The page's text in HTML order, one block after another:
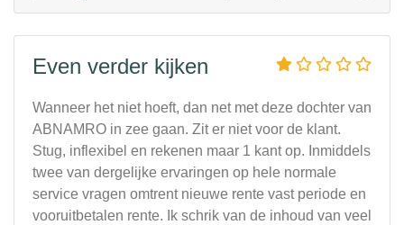
Even verder kijken
Wanneer het niet hoeft, dan net met deze dochter van
ABNAMRO in zee gaan. Zit er niet voor de klant.
Stug, inflexibel en rekenen maar 1 kant op. Inmiddels
twee van dergelijke ervaringen op hele normale
service vragen omtrent nieuwe rente vast periode en
vooruitbetalen rente. Ik schrik van de inhoud van veel